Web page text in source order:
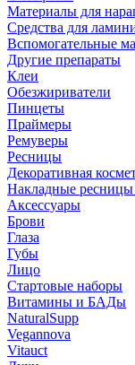
Материалы для
Средства для
Вспомогательные
Другие препараты
Клеи
Обезжириватели
Пинцеты
Праймеры
Ремуверы
Ресницы
Декоративная
Накладные
Аксессуары
Брови
Глаза
Губы
Лицо
Стартовые наборы
Витамины и БАДы
NaturalSupp
Vegannova
Vitauct